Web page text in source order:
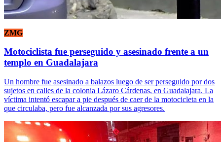
ZMG
Motociclista fue perseguido y asesinado frente a un
templo en Guadalajara
Un hombre fue asesinado a balazos luego de ser perseguido por dos
sujetos en calles de la colonia Lázaro Cárdenas, en Guadalajara. La
víctima intentó escapar a pie después de caer de la motocicleta en la
que circulaba, pero fue alcanzada por sus agresores.